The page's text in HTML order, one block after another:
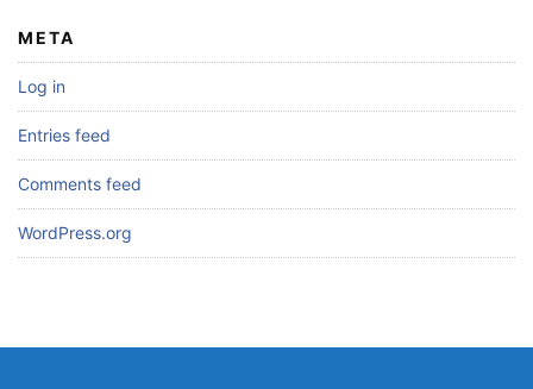
META
Log in
Entries feed
Comments feed
WordPress.org